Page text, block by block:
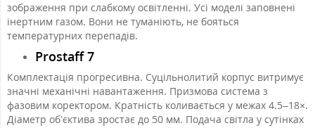
зображення при слабкому освітленні. Усі моделі заповнені
інертним газом. Вони не туманіють, не бояться
температурних перепадів.
Prostaff 7
Комплектація прогресивна. Суцільнолитий корпус витримує
значні механічні навантаження. Призмова система з
фазовим коректором. Кратність коливається у межах 4.5–18×.
Діаметр об’єктива зростає до 50 мм. Подача світла у сутінках